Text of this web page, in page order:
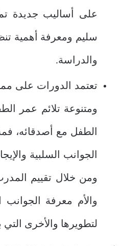
على أساليب جديدة
سليم ومعرفة أهمية
والدراسة.
تعتمد الدورات على
ومتنوعة تلائم عمر
الطفل مع أصدقائه،
الجوانب السلبية
ومن خلال تقييم
والأم معرفة الجوانب
لتطويرها والأخرى التي